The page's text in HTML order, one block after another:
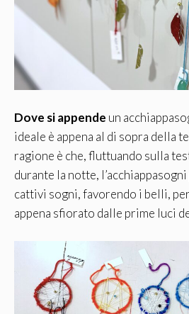
Dove si appende un
ideale è appena al di sopra della
ragione è che, fluttuando sulla
durante la notte,
cattivi sogni, favorendo i belli,
appena sfiorato dalle prime luci